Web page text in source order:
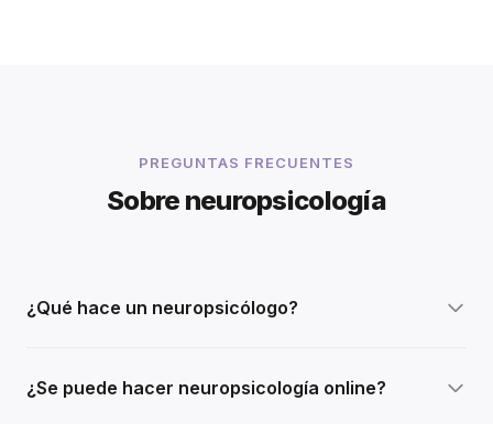
PREGUNTAS FRECUENTES
Sobre neuropsicología
¿Qué hace un neuropsicólogo?
¿Se puede hacer neuropsicología online?